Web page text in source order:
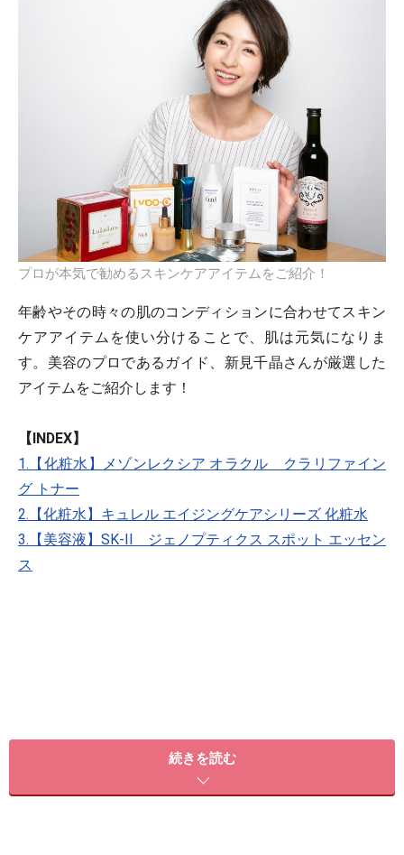
プロが本気で勧めるスキンケアアイテムをご紹介！
年齢やその時々の肌のコンディションに合わせてスキン
ケアアイテムを使い分けることで、肌は元気になりま
す。美容のプロであるガイド、新見千晶さんが厳選した
アイテムをご紹介します！
【INDEX】
1.【化粧水】メゾンレクシア オラクル クラリファイン
グ トナー
2.【化粧水】キュレル エイジングケアシリーズ 化粧水
3.【美容液】SK-II ジェノプティクス スポット エッセン
ス
続きを読む